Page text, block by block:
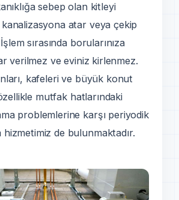
sebep olan kitleyi
atar veya çekip
İşlem sırasında borularınıza
verilmez ve eviniz kirlenmez.
kafeleri ve büyük konut
mutfak hatlarındaki
problemlerine karşı periyodik
hizmetimiz de bulunmaktadır.